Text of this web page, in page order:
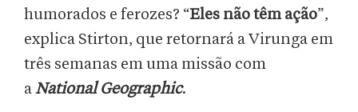
humorados e ferozes? “Eles não têm ação”,
explica Stirton, que retornará a Virunga em
três semanas em uma missão com
aNational Geographic.